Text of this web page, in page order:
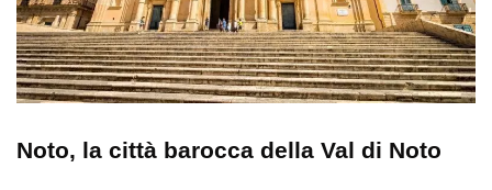
Noto, la città barocca della Val di Noto